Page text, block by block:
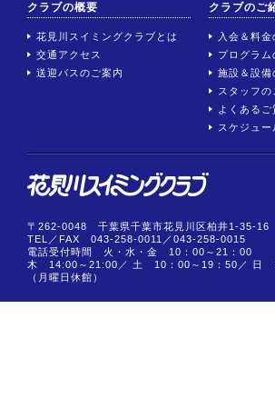
クラブの概要
花見川スイミングクラブとは
交通アクセス
送迎バスのご案内
クラブのご
入会＆料金
プログラム
施設＆設備
スタッフの
よくあるご
スケジュー
〒262-0048 千葉県千葉市花見川区柏井1-35-16
TEL／FAX 043-258-0011 ／043-258-0015
電話受付時間 火・水・金 10：00～21：00
木 14:00～21:00／ 土 10：00～19：50／ 日
（月曜日休館）